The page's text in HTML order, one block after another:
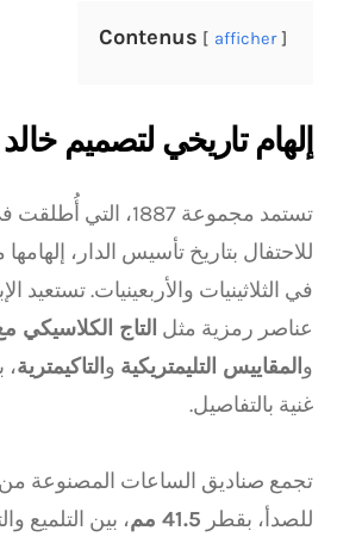
Contenus afficher
إلهام تاريخي لتصميم خالد
للاحتفال بتاريخ تأسيس الدار،
في الثلاثينيات والأربعينيات. تستعيد
عناصر رمزية مثل التاج
و المقاييس التليمتريكية و التاكيمترية،
غنية بالتفاصيل.
تجمع صناديق الساعات المصنوعة من
للصدأ، بقطر 41.5 مم
، بين التلميع